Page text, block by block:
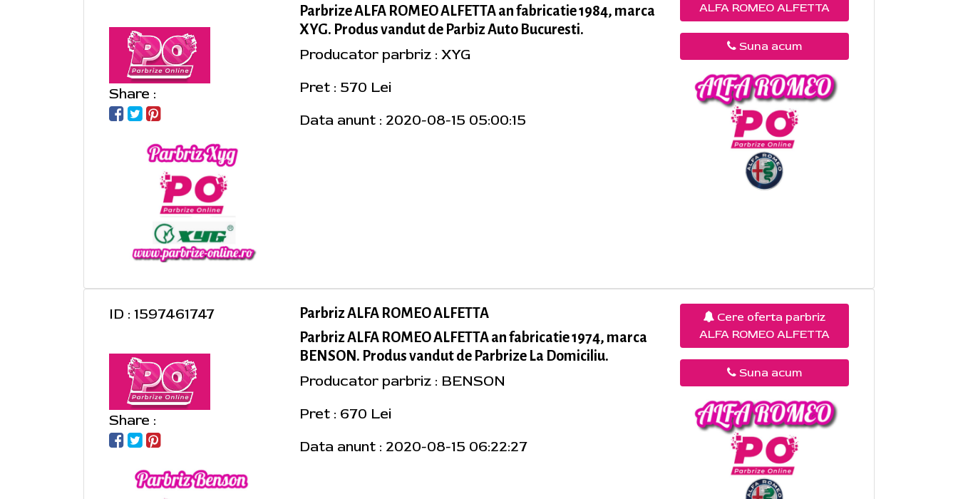
Share :
Parbrize ALFA ROMEO ALFETTA an fabricatie 1984, marca
XYG. Produs vandut de Parbiz Auto Bucuresti.
Producator parbriz : XYG
Pret : 570 Lei
Data anunt : 2020-08-15 05:00:15
ALFA ROMEO ALFETTA
Suna acum
ID : 1597461747
Share :
Parbriz ALFA ROMEO ALFETTA
Parbriz ALFA ROMEO ALFETTA an fabricatie 1974, marca
BENSON. Produs vandut de Parbrize La Domiciliu.
Producator parbriz : BENSON
Pret : 670 Lei
Data anunt : 2020-08-15 06:22:27
Cere oferta parbriz
ALFA ROMEO ALFETTA
Suna acum